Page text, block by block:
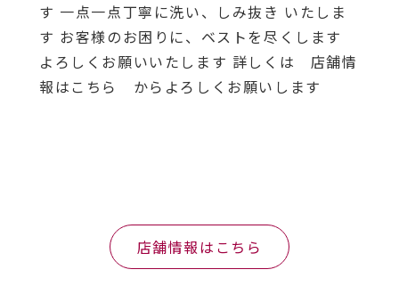
す 一点一点丁寧に洗い、しみ抜き いたしま
す お客様のお困りに、ベストを尽くします
よろしくお願いいたします 詳しくは 店舗情
報はこちら からよろしくお願いします
店舗情報はこちら